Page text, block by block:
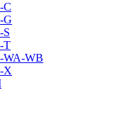
C
G
S
T
WA-WB
X